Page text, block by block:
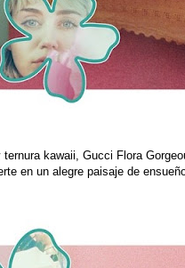
kawaii, Gucci Flora
en un alegre paisaje de